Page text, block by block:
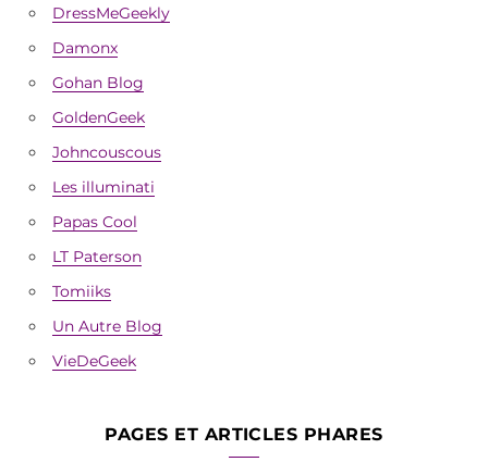
DressMeGeekly
Damonx
Gohan Blog
GoldenGeek
Johncouscous
Les illuminati
Papas Cool
LT Paterson
Tomiiks
Un Autre Blog
VieDeGeek
PAGES ET ARTICLES PHARES